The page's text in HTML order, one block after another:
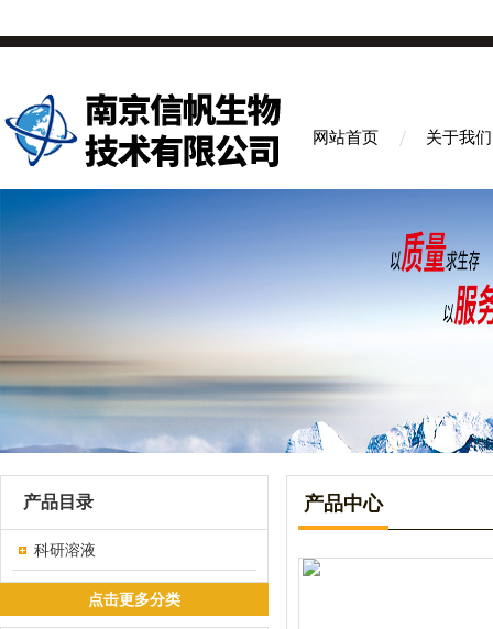
网站首页 关于我们
产品目录
科研溶液
点击更多分类
产品中心